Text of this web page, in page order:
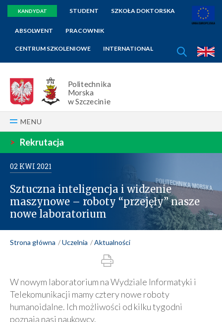
KANDYDAT STUDENT SZKOŁA DOKTORSKA
ABSOLWENT PRACOWNIK
CENTRUM SZKOLENIOWE INTERNATIONAL
Politechnika
Morska
w Szczecinie
SZUKAJ
MENU
> Rekrutacja
02 KWI 2021
Sztuczna inteligencja i widzenie
maszynowe – roboty “przejęły” nasze
nowe laboratorium
Strona główna Uczelnia Aktualności
W nowym laboratorium na Wydziale Informatyki i
Telekomunikacji mamy cztery nowe roboty
humanoidalne. Ich możliwości od kilku tygodni
poznają nasi naukowcy.